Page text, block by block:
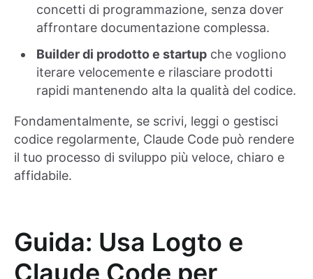
concetti di programmazione, senza dover
affrontare documentazione complessa.
Builder di prodotto e startup che vogliono
iterare velocemente e rilasciare prodotti
rapidi mantenendo alta la qualità del codice.
Fondamentalmente, se scrivi, leggi o gestisci
codice regolarmente, Claude Code può rendere
il tuo processo di sviluppo più veloce, chiaro e
affidabile.
Guida: Usa Logto e
Claude Code per